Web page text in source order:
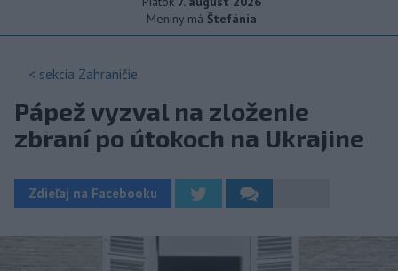
Meniny má Štefánia
< sekcia Zahraničie
Pápež vyzval na zloženie
zbraní po útokoch na Ukrajine
Zdieľaj na Facebooku